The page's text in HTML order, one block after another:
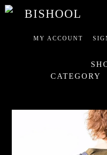
MY ACCOUNT
CATEGORY